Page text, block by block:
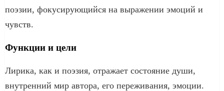
поэзии, фокусирующийся на выражении эмоций и
чувств.
Функции и цели
Лирика, как и поэзия, отражает состояние души,
внутренний мир автора, его переживания, эмоции.